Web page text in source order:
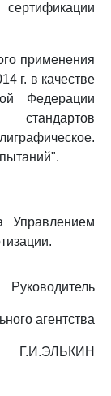
применения
г. в качестве
Федерации
Управлением
Руководитель
агентства
Г.И.ЭЛЬКИН